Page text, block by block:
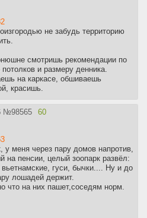
не забудь территорию
смотришь рекомендации по
потолков и размеру денника.
на каркасе, обшиваешь
красишь.
№98565 60
у меня через пару домов напротив,
на пенсии, целый зоопарк развёл:
вьетнамские, гуси, бычки.... Ну и до
лошадей держит.
что на них пашет,соседям норм.